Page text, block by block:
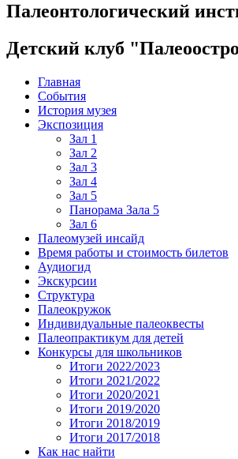
Палеонтологический
Детский клуб
Главная
События
История музея
Экспозиция
Зал 1
Зал 2
Зал 3
Зал 4
Зал 5
Панорама Зала 5
Зал 6
Палеомузей инсайд
Время работы и стоимость билетов
Аудиогид
Экскурсии
Структура
Палеокружок
Индивидуальные палеоквесты
Палеопрактикум для детей
Конкурсы для школьников
Итоги 2022/2023
Итоги 2021/2022
Итоги 2020/2021
Итоги 2019/2020
Итоги 2018/2019
Итоги 2017/2018
Как нас найти